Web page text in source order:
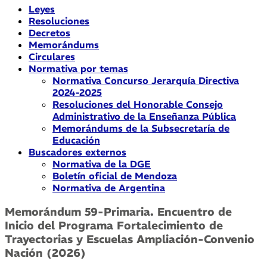
Leyes
Resoluciones
Decretos
Memorándums
Circulares
Normativa por temas
Normativa Concurso Jerarquía Directiva
2024-2025
Resoluciones del Honorable Consejo
Administrativo de la Enseñanza Pública
Memorándums de la Subsecretaría de
Educación
Buscadores externos
Normativa de la DGE
Boletín oficial de Mendoza
Normativa de Argentina
Memorándum 59-Primaria. Encuentro de
Inicio del Programa Fortalecimiento de
Trayectorias y Escuelas Ampliación-Convenio
Nación (2026)